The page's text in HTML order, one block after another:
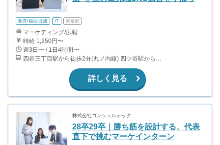
教育/福祉/介護 IT 東京都
マーケティング/広報
時給 1,250円〜
週3日〜 / 1日4時間〜
詳しく見る
株式会社コンシェルテック
28卒29卒｜勝ち筋を設計する、代表
直下で挑むマーケインターン